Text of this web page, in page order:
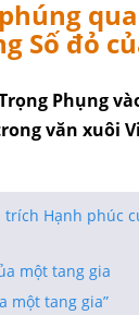
Số đỏ
Phụng
văn xuôi
Hạnh phúc
một tang gia
một tang gia”